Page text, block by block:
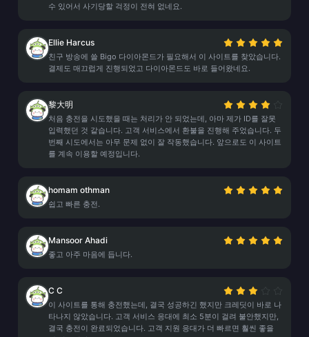
수 있어서 사기당할 걱정이 전혀 없네요.
Ellie Harcus
친구 방송에 쓸 Bigo 다이아몬드가 필요해서 이 사이트를 찾았습니다.
결제도 매끄럽게 진행되었고 다이아몬드도 바로 들어왔네요.
黎大明
처음 충전을 시도했을 때는 처리가 안 되었는데, 아마 제가 ID를 잘못
입력했던 것 같습니다. 고객 서비스에서 환불을 진행해 주었습니다. 두
번째 시도에서는 아무 문제 없이 잘 작동했습니다. 앞으로도 이 사이트
를 계속 이용할 예정입니다.
homam othman
쉽고 빠른 충전.
Mansoor Ahadi
좋고 아주 마음에 듭니다.
C C
이 사이트를 통해 충전했는데, 결국 성공하긴 했지만 크레딧이 바로 나
타나지 않았습니다. 고객 서비스 응대에 최소 5분이 걸려 불안했지만,
결국 충전이 완료되었습니다. 고객 지원 응대가 더 빠르면 훨씬 좋을